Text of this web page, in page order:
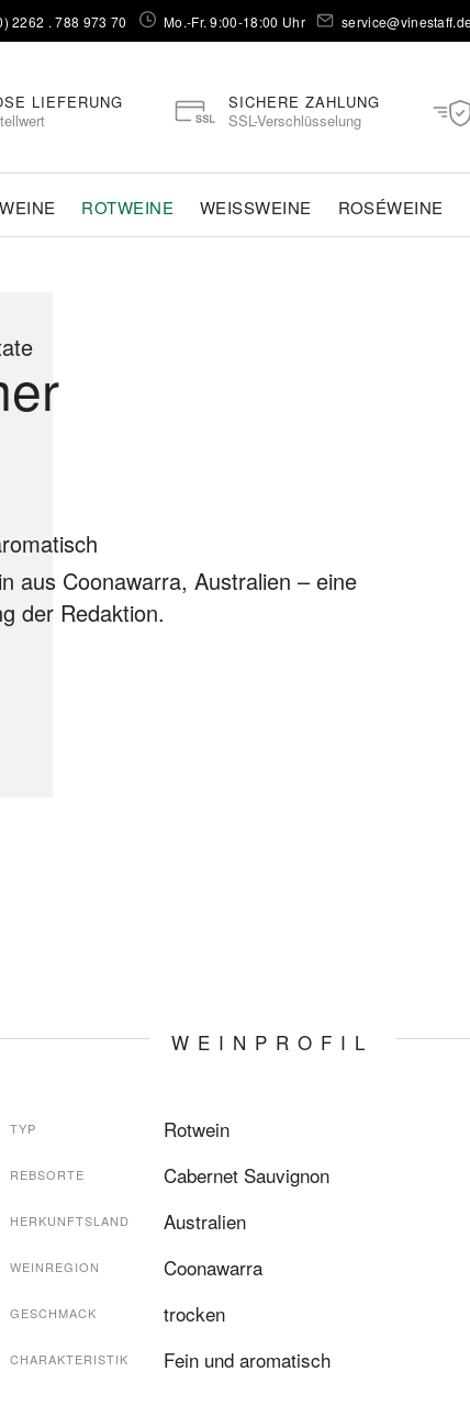
2262 . 788 973 70⁠ Mo.-Fr. 9:00-18:00 Uhr
LIEFERUNG
SICHERE ZAHLUNG
SSL-Verschlüsselung
ROTWEINE WEISSWEINE ROSÉWEINE
aus Coonawarra, Australien – eine
der Redaktion.
WEINPROFIL
TYP Rotwein
REBSORTE Cabernet Sauvignon
HERKUNFTSLAND Australien
WEINREGION Coonawarra
GESCHMACK trocken
CHARAKTERISTIK Fein und aromatisch